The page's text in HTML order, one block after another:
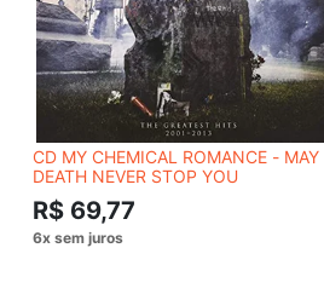
CD MY CHEMICAL ROMANCE - MAY
DEATH NEVER STOP YOU
R$ 69,77